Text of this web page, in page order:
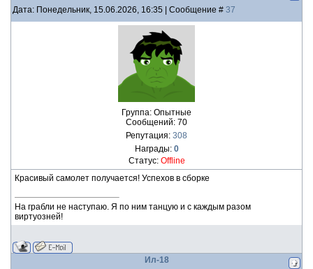
Дата: Понедельник, 15.06.2026, 16:35 | Сообщение # 37
Группа: Опытные
Сообщений: 70
Репутация: 308
Награды: 0
Статус: Offline
Красивый самолет получается! Успехов в сборке
На грабли не наступаю. Я по ним танцую и с каждым разом
виртуозней!
Ил-18